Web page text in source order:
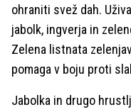
ohraniti svež dah.
jabolk, ingverja in
Zelena listnata
pomaga v boju proti
Jabolka in drugo